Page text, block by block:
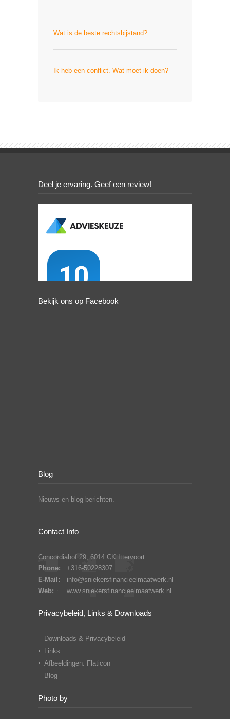
Wat is de beste rechtsbijstand?
Ik heb een conflict. Wat moet ik doen?
Deel je ervaring. Geef een review!
Bekijk ons op Facebook
Blog
Nieuws en blog berichten.
Contact Info
Concordiahof 29, 6014 CK Ittervoort
Phone:
+316-50228307
E-Mail:
info@sniekersfinancieelmaatwerk.nl
Web:
www.sniekersfinancieelmaatwerk.nl
Privacybeleid, Links & Downloads
Downloads & Privacybeleid
Links
Afbeeldingen: Flaticon
Blog
Photo by